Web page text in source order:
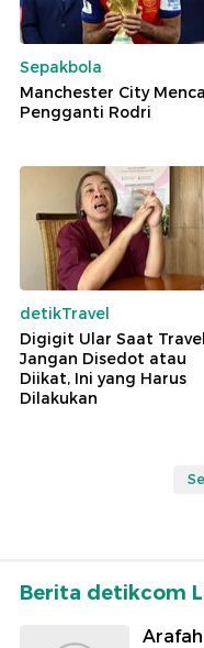
Sepakbola
Manchester City
Pengganti Rodri
detikTravel
Digigit Ular Saat
Jangan Disedot atau
Diikat, Ini yang Harus
Dilakukan
Berita detikcom